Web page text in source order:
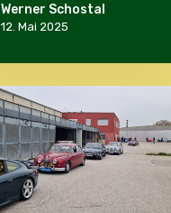
Werner Schostal
12. Mai 2025